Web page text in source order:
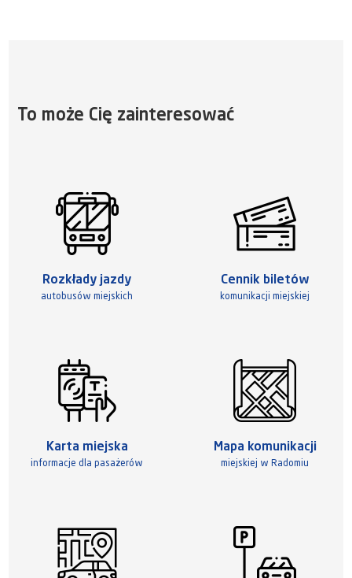
To może Cię zainteresować
Rozkłady jazdy
autobusów miejskich
Cennik biletów
komunikacji miejskiej
Karta miejska
informacje dla pasażerów
Mapa komunikacji
miejskiej w Radomiu